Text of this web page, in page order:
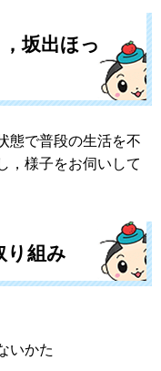
坂出ほっ
態で普段の生活を不
，様子をお伺いして
り組み
いかた